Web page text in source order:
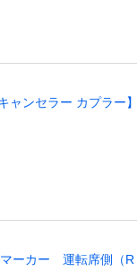
ンセラー カプラー
ーカー 運転席側（R